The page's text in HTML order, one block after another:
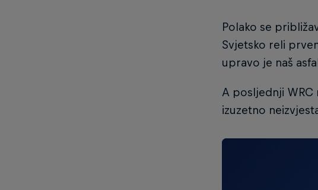
Polako se
Svjetsko reli
upravo je naš
A posljednji WRC
izuzetno